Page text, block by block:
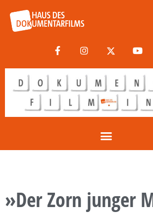
»Der Zorn junger